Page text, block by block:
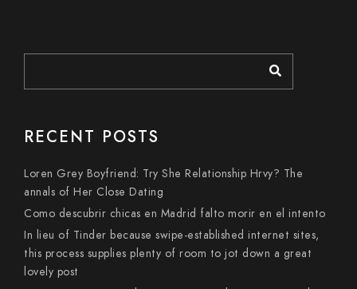
RECENT POSTS
Loren Grey Boyfriend: Try She Relationship Hrvy? The
annals of Her Close Dating
Como descubrir chicas en Madrid falto morir en el intento
In lieu of Tinder because swipe-established internet sites,
this process supplies plenty of room to jot down a great
lovely post